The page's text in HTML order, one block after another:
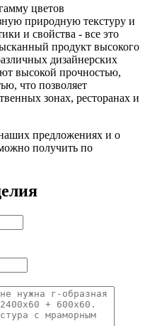
цветов
природную текстуру и
и свойства - все это
продукт высокого
дизайнерских
высокой прочностью,
что позволяет
зонах, ресторанах и
предложениях и о
получить по